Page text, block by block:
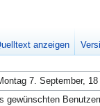
7. September, 18
gewünschten
anzeigen